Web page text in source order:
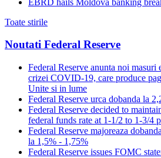
Toate stirile
Noutati Federal Reserve
Federal Reserve anunta noi masuri
crizei COVID-19, care produce
Unite si in lume
Federal Reserve urca dobanda la
Federal Reserve decided to
federal funds rate at 1-1/2 to 1-3/4
Federal Reserve majoreaza
la 1,5% - 1,75%
Federal Reserve issues FOMC